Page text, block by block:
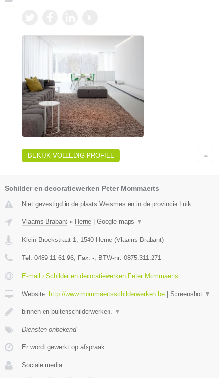
BEKIJK VOLLEDIG PROFIEL
Schilder en decoratiewerken Peter Mommaerts
Niet gevestigd in de plaats Weismes en in de provincie Luik.
Vlaams-Brabant » Herne | Google maps ▼
Klein-Broekstraat 1 1540 Herne (Vlaams-Brabant)
Tel: 0489 11 61 96 , Fax: - , BTW-nr: 0875.311.271
E-mail › Schilder en decoratiewerken Peter Mommaerts
Website: http://www.mommaertsschilderwerken.be | Screenshot ▼
binnen en buitenschilderwerken. ▼
Diensten onbekend
Er wordt gewerkt op afspraak.
Sociale media: